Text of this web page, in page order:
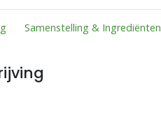
Samenstelling & Ingrediënten